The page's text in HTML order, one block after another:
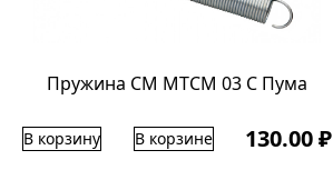
Пружина СМ МТСМ 03 С Пума
В корзину В корзине 130.00 ₽